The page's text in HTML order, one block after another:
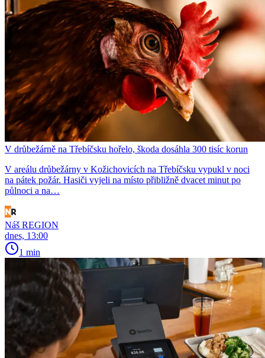
V drůbežárně na Třebíčsku hořelo, škoda dosáhla 300 tisíc korun
V areálu drůbežárny v Kožichovicích na Třebíčsku vypukl v noci
na pátek požár. Hasiči vyjeli na místo přibližně dvacet minut po
půlnoci a na…
Náš REGION
dnes, 13:00
1 min